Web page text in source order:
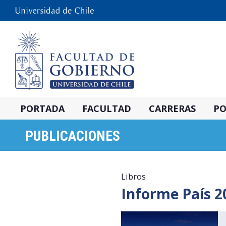
PORTADA FACULTAD CARRERAS
PUBLICACIONES
Libros
Informe País